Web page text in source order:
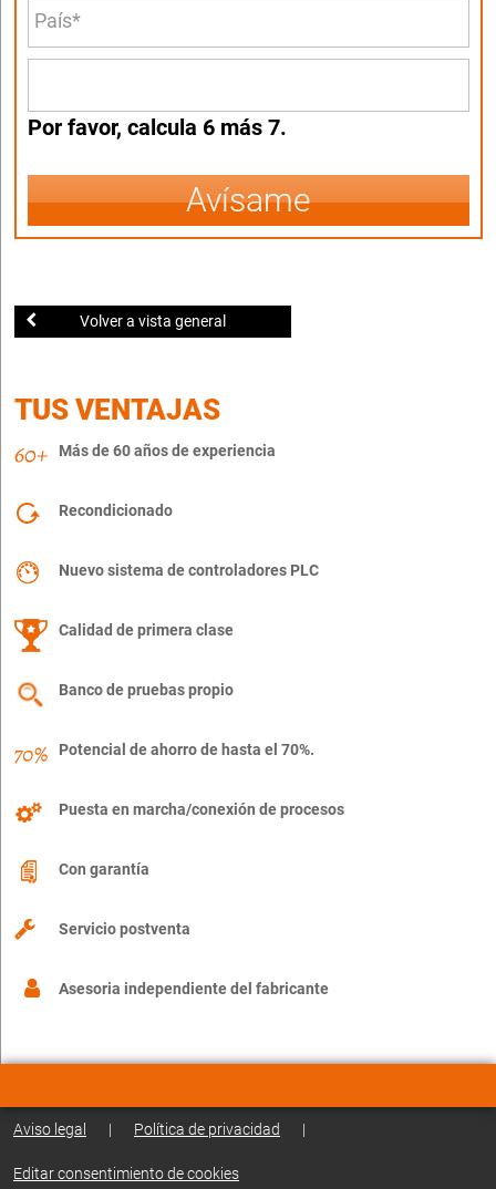
Por favor, calcula 6 más 7.
Avísame
Volver a vista general
TUS VENTAJAS
Más de 60 años de experiencia
Recondicionado
Nuevo sistema de controladores PLC
Calidad de primera clase
Banco de pruebas propio
Potencial de ahorro de hasta el 70%.
Puesta en marcha/conexión de procesos
Con garantía
Servicio postventa
Asesoria independiente del fabricante
Aviso legal | Política de privacidad |
Editar consentimiento de cookies